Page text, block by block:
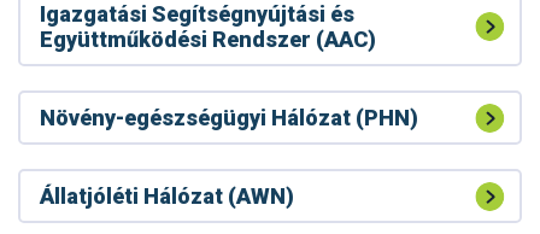
Igazgatási Segítségnyújtási és
Együttműködési Rendszer (AAC)
Növény-egészségügyi Hálózat (PHN)
Állatjóléti Hálózat (AWN)